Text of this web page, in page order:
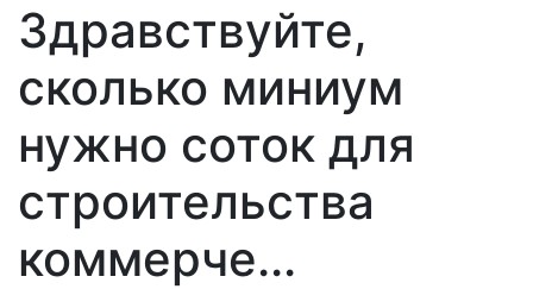
Здравствуйте,
сколько миниум
нужно соток для
строительства
коммерче...